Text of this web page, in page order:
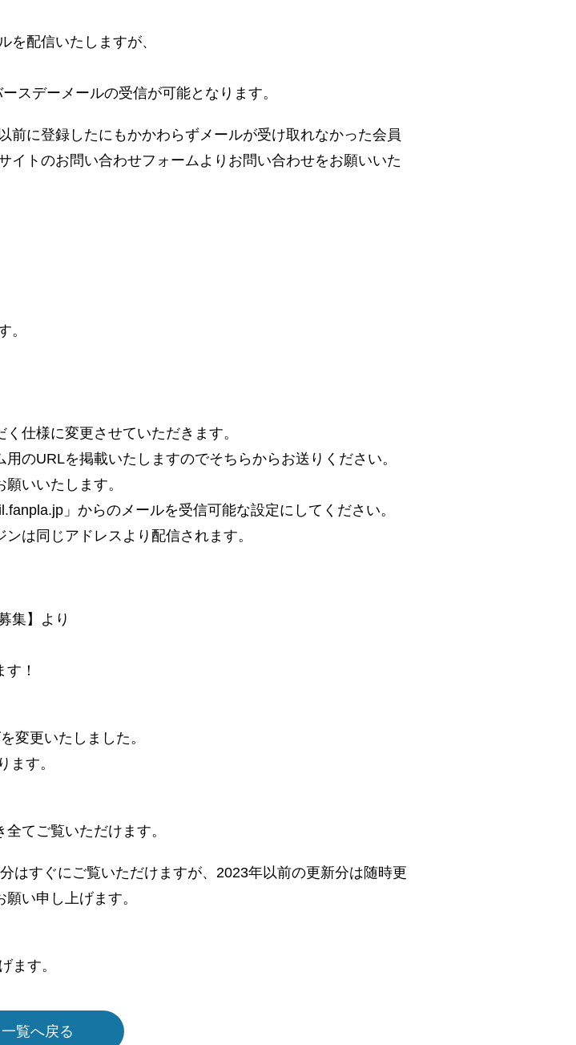
を配信いたしますが、
スデーメールの受信が可能となります。
前に登録したにもかかわらずメールが受け取れなかった会員
イトのお問い合わせフォームよりお問い合わせをお願いいた
。
仕様に変更させていただきます。
のURLを掲載いたしますのでそちらからお送りください。
いいたします。
」からのメールを受信可能な設定にしてください。
は同じアドレスより配信されます。
集】より
！
変更いたしました。
ます。
てご覧いただけます。
はすぐにご覧いただけますが、2023年以前の更新分は随時更
い申し上げます。
ます。
一覧へ戻る